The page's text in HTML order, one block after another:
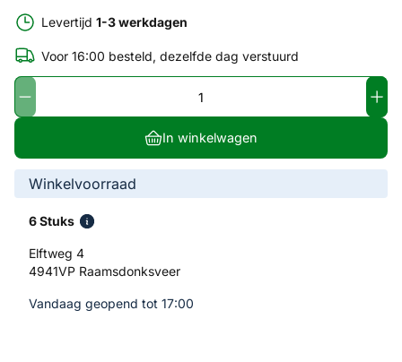
Levertijd 1-3 werkdagen
Voor 16:00 besteld, dezelfde dag verstuurd
In winkelwagen
Winkelvoorraad
6 Stuks
Elftweg 4
4941VP Raamsdonksveer
Vandaag geopend tot 17:00